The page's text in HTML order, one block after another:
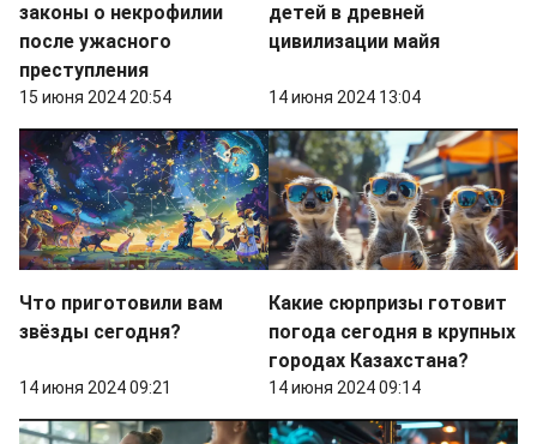
законы о некрофилии
после ужасного
преступления
15 июня 2024 20:54
детей в древней
цивилизации майя
14 июня 2024 13:04
Что приготовили вам
звёзды сегодня?
14 июня 2024 09:21
Какие сюрпризы готовит
погода сегодня в крупных
городах Казахстана?
14 июня 2024 09:14